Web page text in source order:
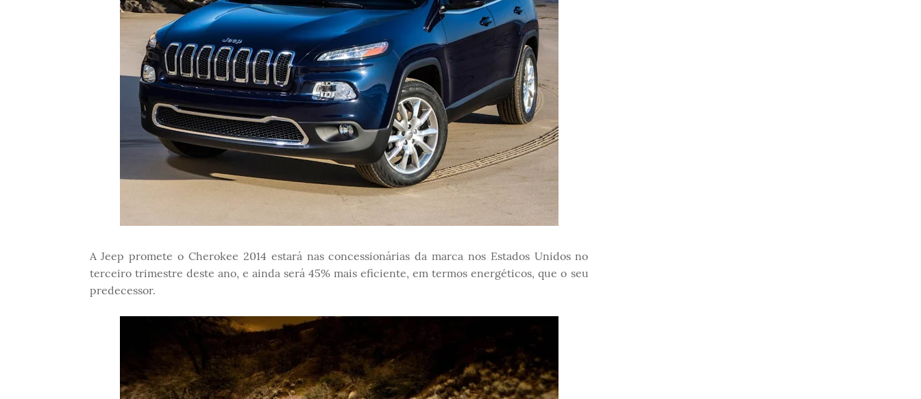
A Jeep promete o Cherokee 2014 estará nas concessionárias da marca nos Estados Unidos no
terceiro trimestre deste ano, e ainda será 45% mais eficiente, em termos energéticos, que o seu
predecessor.